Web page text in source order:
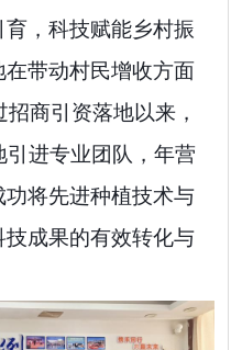
，科技赋能乡村振
带动村民增收方面
招商引资落地以来，
引进专业团队，年营
将先进种植技术与
成果的有效转化与